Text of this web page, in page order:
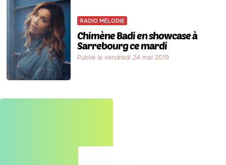
RADIO MÉLODIE
Chimène Badi en showcase à
Sarrebourg ce mardi
Publié le vendredi 24 mai 2019